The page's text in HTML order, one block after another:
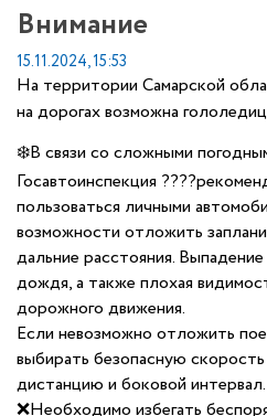
Внимание
15.11.2024, 15:53
На территории Самарской
на дорогах возможна
❄️В связи со сложными
Госавтоинспекция
пользоваться личными
возможности отложить
дальние расстояния.
дождя, а также плохая
дорожного движения.
Если невозможно отложить
выбирать безопасную
дистанцию и боковой интервал.
❌Необходимо избегать